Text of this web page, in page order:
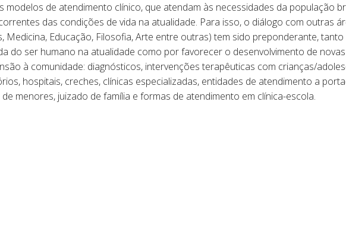
modelos de atendimento clínico, que atendam às necessidades da população
das condições de vida na atualidade. Para isso, o diálogo com outras
Medicina, Educação, Filosofia, Arte entre outras) tem sido preponderante,
do ser humano na atualidade como por favorecer o desenvolvimento de
à comunidade: diagnósticos, intervenções terapêuticas com crianças/
hospitais, creches, clínicas especializadas, entidades de atendimento a
menores, juizado de família e formas de atendimento em clínica-escola.